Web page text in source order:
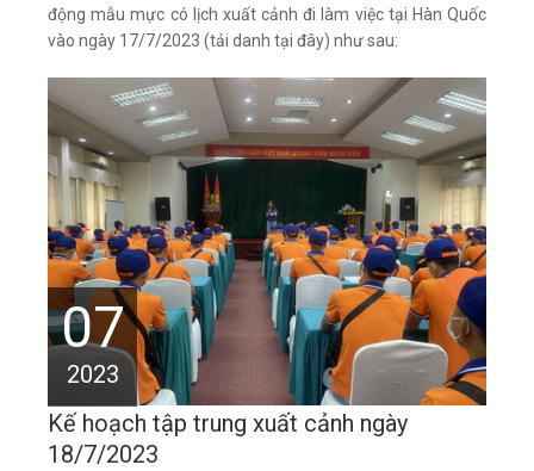
động mẫu mực có lịch xuất cảnh đi làm việc tại Hàn Quốc
vào ngày 17/7/2023 (tải danh tại đây) như sau:
07
2023
Kế hoạch tập trung xuất cảnh ngày
18/7/2023